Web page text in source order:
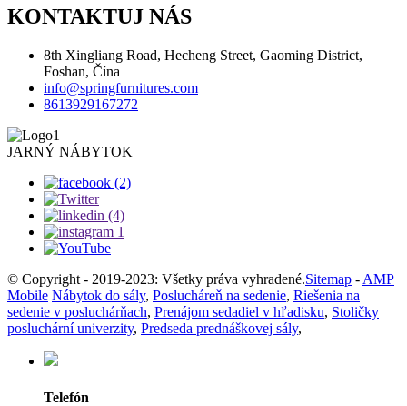
KONTAKTUJ NÁS
8th Xingliang Road, Hecheng Street, Gaoming District,
Foshan, Čína
info@springfurnitures.com
8613929167272
JARNÝ NÁBYTOK
© Copyright - 2019-2023: Všetky práva vyhradené.Sitemap - AMP
Mobile Nábytok do sály, Poslucháreň na sedenie, Riešenia na
sedenie v posluchárňach, Prenájom sedadiel v hľadisku, Stoličky
posluchární univerzity, Predseda prednáškovej sály,
Telefón